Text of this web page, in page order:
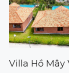
Villa Hồ Mây